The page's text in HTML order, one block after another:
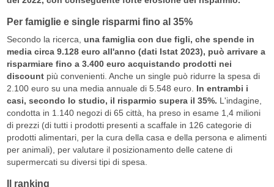
Per famiglie e single risparmi fino al 35%
Secondo la ricerca, una famiglia con due figli, che spende in
media circa 9.128 euro all'anno (dati Istat 2023), può arrivare a
risparmiare fino a 3.400 euro acquistando prodotti nei
discountpiù convenienti. Anche un single può ridurre la spesa di
2.100 euro su una media annuale di 5.548 euro. In entrambi i
casi, secondo lo studio, il risparmio supera il 35%. L'indagine,
condotta in 1.140 negozi di 65 città, ha preso in esame 1,4 milioni
di prezzi (di tutti i prodotti presenti a scaffale in 126 categorie di
prodotti alimentari, per la cura della casa e della persona e alimenti
per animali), per valutare il posizionamento delle catene di
supermercati su diversi tipi di spesa.
Il ranking